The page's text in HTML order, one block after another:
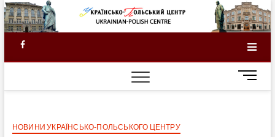
Skip
to
content
Facebook
M
e
НОВИНИ УКРАЇНСЬКО-ПОЛЬСЬКОГО ЦЕНТРУ